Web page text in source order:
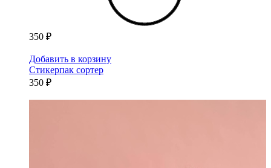
350 ₽
Добавить в корзину
Стикерпак сортер
350 ₽